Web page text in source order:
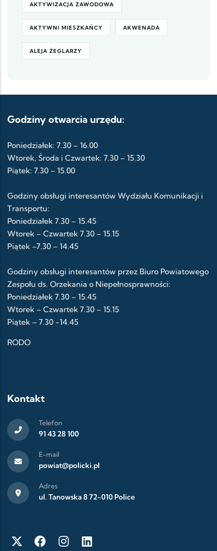
AKTYWIZACJA ZAWODOWA
AKTYWNI MIESZKAŃCY AKWENADA
ALEJA ŻEGLARZY
Godziny otwarcia urzędu:
Poniedziałek: 7.30 – 16.00
Wtorek, Środa i Czwartek: 7.30 – 15.30
Piątek: 7.30 – 15.00
Godziny obsługi interesantów Wydziału Komunikacji i
Transportu:
Poniedziałek 7.30 – 15.45
Wtorek – Czwartek 7.30 – 15.15
Piątek –7.30 – 14.45
Godziny obsługi interesantów przez Biuro Powiatowego
Zespołu ds. Orzekania o Niepełnosprawności:
Poniedziałek 7.30 – 15.45
Wtorek – Czwartek 7.30 – 15.15
Piątek – 7.30 -14.45
RODO
Kontakt
Telefon
91 43 28 100
E-mail
powiat@policki.pl
Adres
ul. Tanowska 8 72-010 Police